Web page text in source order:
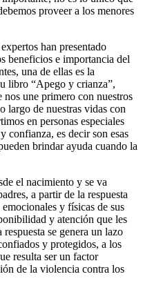
proveer a los menores
han presentado
beneficios e importancia del
una de ellas es la
libro “Apego y crianza”,
une primero con nuestros
largo de nuestras vidas con
en personas especiales
confianza, es decir son esas
brindar ayuda cuando la
el nacimiento y se va
a partir de la respuesta
y físicas de sus
y atención que les
se genera un lazo
y protegidos, a los
resulta ser un factor
de la violencia contra los